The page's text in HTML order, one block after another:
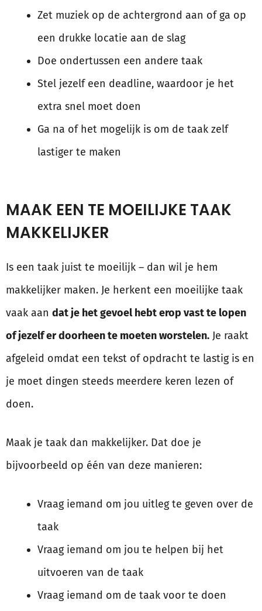
Zet muziek op de achtergrond aan of ga op
een drukke locatie aan de slag
Doe ondertussen een andere taak
Stel jezelf een deadline, waardoor je het
extra snel moet doen
Ga na of het mogelijk is om de taak zelf
lastiger te maken
MAAK EEN TE MOEILIJKE TAAK
MAKKELIJKER
Is een taak juist te moeilijk – dan wil je hem
makkelijker maken. Je herkent een moeilijke taak
vaak aan dat je het gevoel hebt erop vast te lopen
of jezelf er doorheen te moeten worstelen. Je raakt
afgeleid omdat een tekst of opdracht te lastig is en
je moet dingen steeds meerdere keren lezen of
doen.
Maak je taak dan makkelijker. Dat doe je
bijvoorbeeld op één van deze manieren:
Vraag iemand om jou uitleg te geven over de
taak
Vraag iemand om jou te helpen bij het
uitvoeren van de taak
Vraag iemand om de taak voor te doen